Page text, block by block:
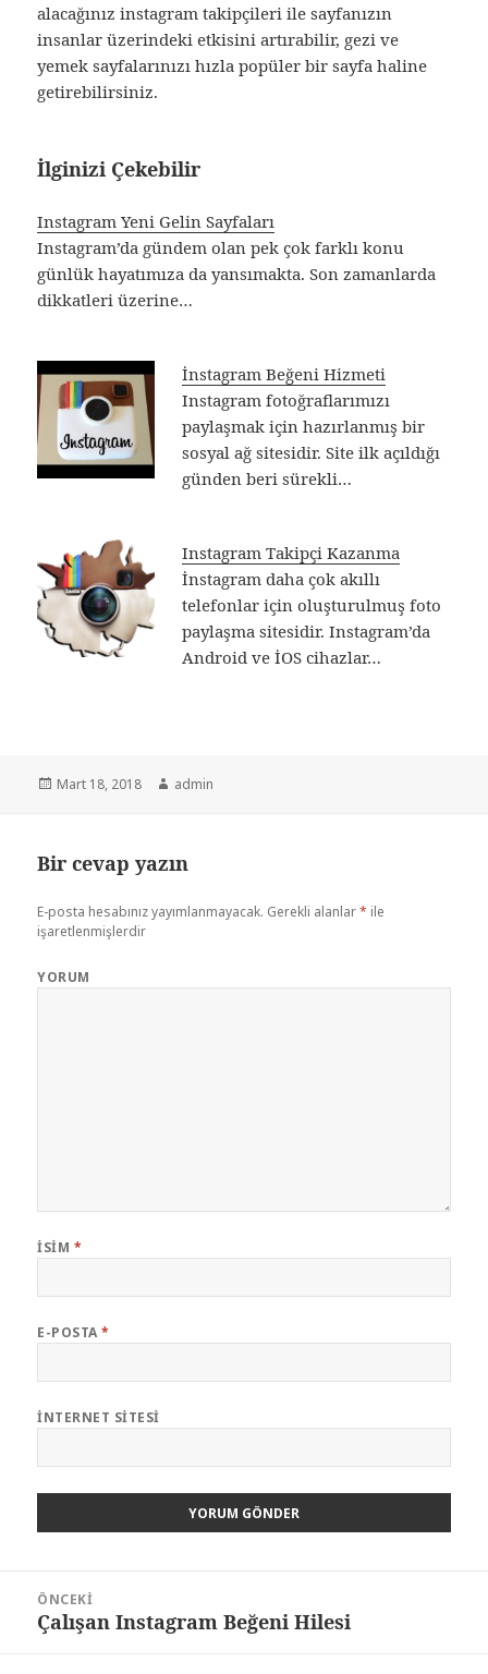
alacağınız instagram takipçileri ile sayfanızın
insanlar üzerindeki etkisini artırabilir, gezi ve
yemek sayfalarınızı hızla popüler bir sayfa haline
getirebilirsiniz.
İlginizi Çekebilir
Instagram Yeni Gelin Sayfaları
Instagram’da gündem olan pek çok farklı konu
günlük hayatımıza da yansımakta. Son zamanlarda
dikkatleri üzerine…
İnstagram Beğeni Hizmeti
Instagram fotoğraflarımızı
paylaşmak için hazırlanmış bir
sosyal ağ sitesidir. Site ilk açıldığı
günden beri sürekli…
Instagram Takipçi Kazanma
İnstagram daha çok akıllı
telefonlar için oluşturulmuş foto
paylaşma sitesidir. Instagram’da
Android ve İOS cihazlar…
Yayın
Mart 18, 2018 Yazar
admin
Bir cevap yazın
E-posta hesabınız yayımlanmayacak. Gerekli alanlar* ile
işaretlenmişlerdir
YORUM
İSIM *
E-POSTA*
İNTERNET SITESI
dolaşımı
ÖNCEKI
Önceki
Çalışan Instagram Beğeni Hilesi